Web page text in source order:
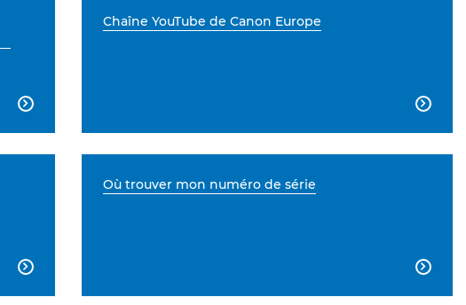

Chaîne YouTube de Canon Europe


Où trouver mon numéro de série
